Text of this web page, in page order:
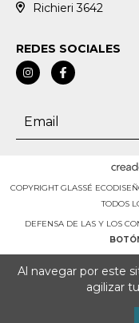
Al navegar por este
agilizar
Richieri 3642
REDES SOCIALES
COPYRIGHT GLASSÉ
TODOS
DEFENSA DE LAS Y LOS